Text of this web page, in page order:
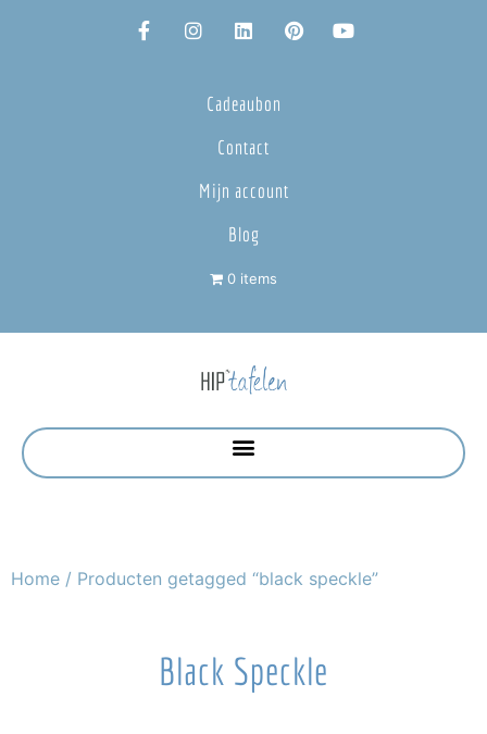
Cadeaubon
Contact
Mijn account
Blog
0 items
Home / Producten getagged “black speckle”
Black Speckle